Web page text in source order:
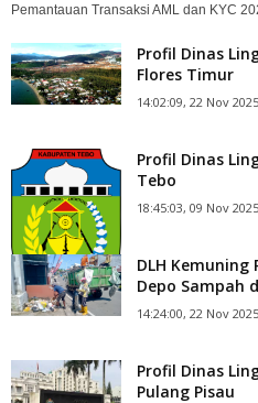
Pemantauan Transaksi AML dan KYC
Profil Dinas
Flores Timur
14:02:09, 22 Nov 2025
Profil Dinas
Tebo
18:45:03, 09 Nov 2025
DLH Kemuning
Depo Sampah
14:24:00, 22 Nov 2025
Profil Dinas
Pulang Pisau